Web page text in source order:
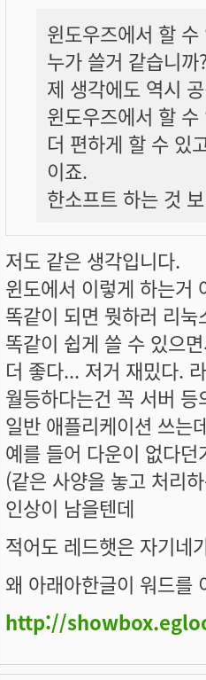
윈도우즈에서 할
누가 쓸거 같습니까
제 생각에도 역시
윈도우즈에서 할
더 편하게 할 수 있
이죠.
한소프트 하는 것
저도 같은 생각입니다.
윈도에서 이렇게 하는거
똑같이 되면 뭣하러 리
똑같이 쉽게 쓸 수 있으
더 좋다... 저거 재밌다.
월등하다는건 꼭 서버
일반 애플리케이션 쓰는
예를 들어 다운이 없다
(같은 사양을 놓고 처리
인상이 남을텐데
적어도 레드햇은 자기네
왜 아래아한글이 워드를
http://